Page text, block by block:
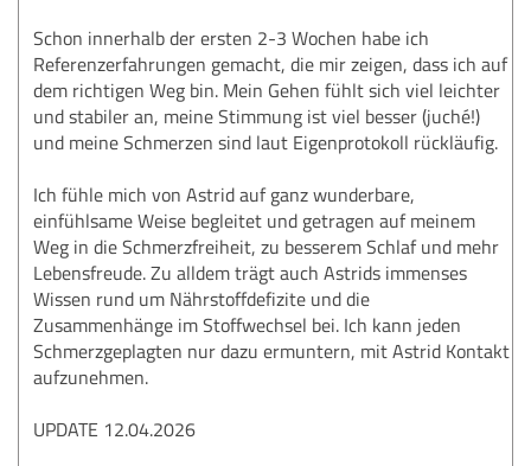
Schon innerhalb der ersten 2-3 Wochen habe ich
Referenzerfahrungen gemacht, die mir zeigen, dass ich auf
dem richtigen Weg bin. Mein Gehen fühlt sich viel leichter
und stabiler an, meine Stimmung ist viel besser (juché!)
und meine Schmerzen sind laut Eigenprotokoll rückläufig.
Ich fühle mich von Astrid auf ganz wunderbare,
einfühlsame Weise begleitet und getragen auf meinem
Weg in die Schmerzfreiheit, zu besserem Schlaf und mehr
Lebensfreude. Zu alldem trägt auch Astrids immenses
Wissen rund um Nährstoffdefizite und die
Zusammenhänge im Stoffwechsel bei. Ich kann jeden
Schmerzgeplagten nur dazu ermuntern, mit Astrid Kontakt
aufzunehmen.
UPDATE 12.04.2026